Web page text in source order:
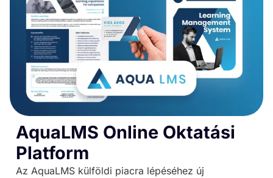
AquaLMS Online Oktatási
Platform
Az AquaLMS külföldi piacra lépéséhez új